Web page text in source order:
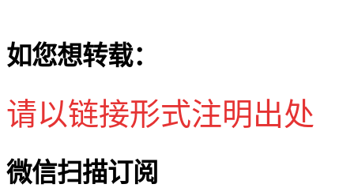
如您想转载：
请以链接形式注明出处
微信扫描订阅